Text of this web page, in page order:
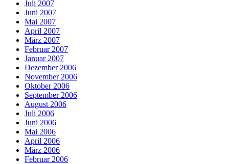
Juli 2007
Juni 2007
Mai 2007
April 2007
März 2007
Februar 2007
Januar 2007
Dezember 2006
November 2006
Oktober 2006
September 2006
August 2006
Juli 2006
Juni 2006
Mai 2006
April 2006
März 2006
Februar 2006